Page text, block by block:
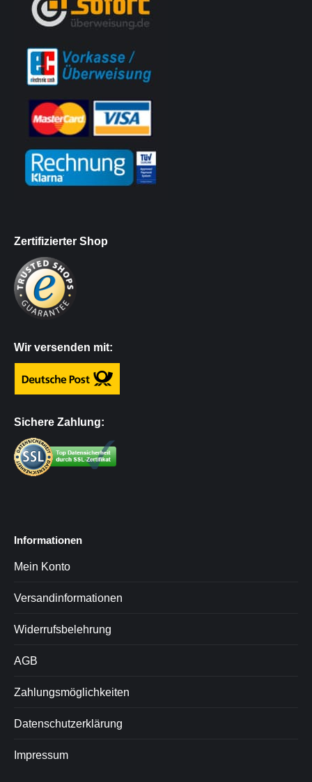
Zertifizierter Shop
Wir versenden mit:
Sichere Zahlung:
Informationen
Mein Konto
Versandinformationen
Widerrufsbelehrung
AGB
Zahlungsmöglichkeiten
Datenschutzerklärung
Impressum